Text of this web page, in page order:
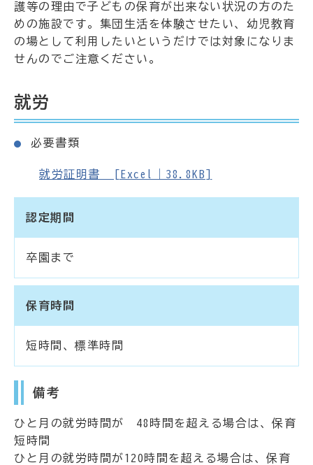
護等の理由で子どもの保育が出来ない状況の方のた
めの施設です。集団生活を体験させたい、幼児教育
の場として利用したいというだけでは対象になりま
せんのでご注意ください。
就労
必要書類
就労証明書 [Excel｜38.8KB]
認定期間
卒園まで
保育時間
短時間、標準時間
備考
ひと月の就労時間が 48時間を超える場合は、保育
短時間
ひと月の就労時間が120時間を超える場合は、保育